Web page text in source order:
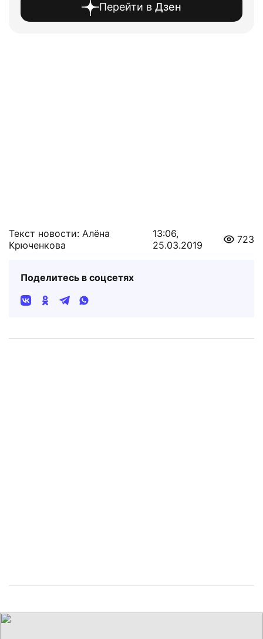
Перейти в Дзен
Текст новости: Алёна
Крюченкова
13:06,
25.03.2019
723
Поделитесь в соцсетях